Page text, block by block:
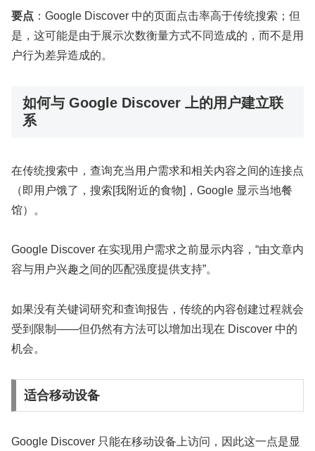
要点 ：Google Discover 中的页面点击率高于传统搜索；但
是，这可能是由于展示次数衡量方式不同造成的，而不是用
户行为差异造成的。
如何与 Google Discover 上的用户建立联
系
在传统搜索中，查询充当用户需求和相关内容之间的连接点
（即用户饿了，搜索[我附近的食物]，Google 显示当地餐
馆）。
Google Discover 在实现用户需求之前显示内容，“由文章内
容与用户兴趣之间的匹配强度提供支持”。
如果没有关键词研究和查询报告，传统的内容创建过程就会
受到限制——但仍然有方法可以增加出现在 Discover 中的
机会。
适合移动设备
Google Discover 只能在移动设备上访问，因此这一点是显